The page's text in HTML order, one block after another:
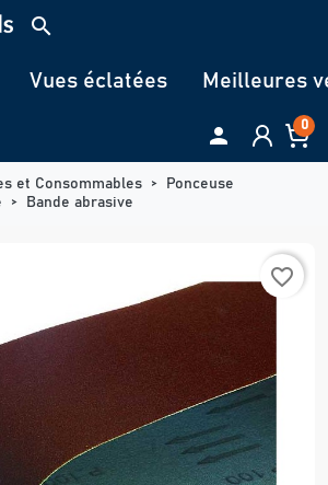
cookies
search
Vues éclatées Meilleures
 0
et Consommables
Ponceuse
Bande abrasive
favorite_border